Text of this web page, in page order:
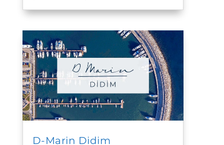
D-Marin Didim